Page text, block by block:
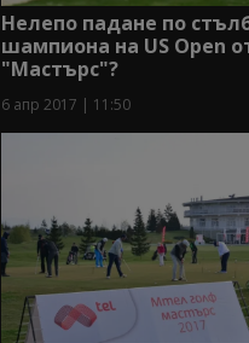
Нелепо падане по
шампиона на US Open
"Мастърс"?
6 апр 2017 | 11:50